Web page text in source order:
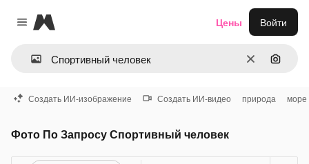
Close menu
Magnific
ОчиститьПоиск
Цены Войти
Создать ИИ-изображение Создать ИИ-видео природа море
Фото По Запросу Спортивный человек